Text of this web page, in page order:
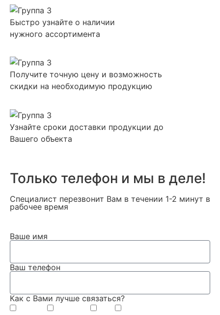
Быстро узнайте о наличии
нужного ассортимента
Получите точную цену и возможность
скидки на необходимую продукцию
Узнайте сроки доставки продукции до
Вашего объекта
Только телефон и мы в деле!
Специалист перезвонит Вам в течении 1-2 минут в
рабочее время
Ваше имя
Ваш телефон
Как с Вами лучше связаться?